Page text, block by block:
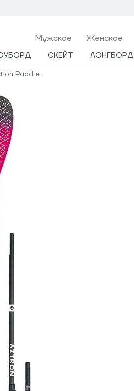
Мужcкое Женское
СКЕЙТ ЛОНГБОРД
Paddle